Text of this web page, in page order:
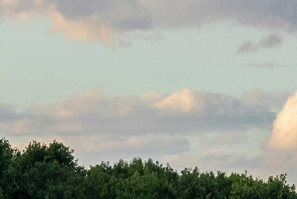
부민병원그룹소개
부민병원그룹소식